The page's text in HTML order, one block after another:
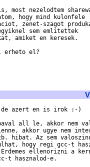
most nezelodtem
hogy mind kulonfele
zenet-szagot
sem emlitettek
amiket en keresek.
erheto el?
de azert en is irok :-)
all le, akkor nem
akkor ugye nem
hibat. Az sem
hogy regi gcc-t
ellenorizni a
t hasznalod-e.